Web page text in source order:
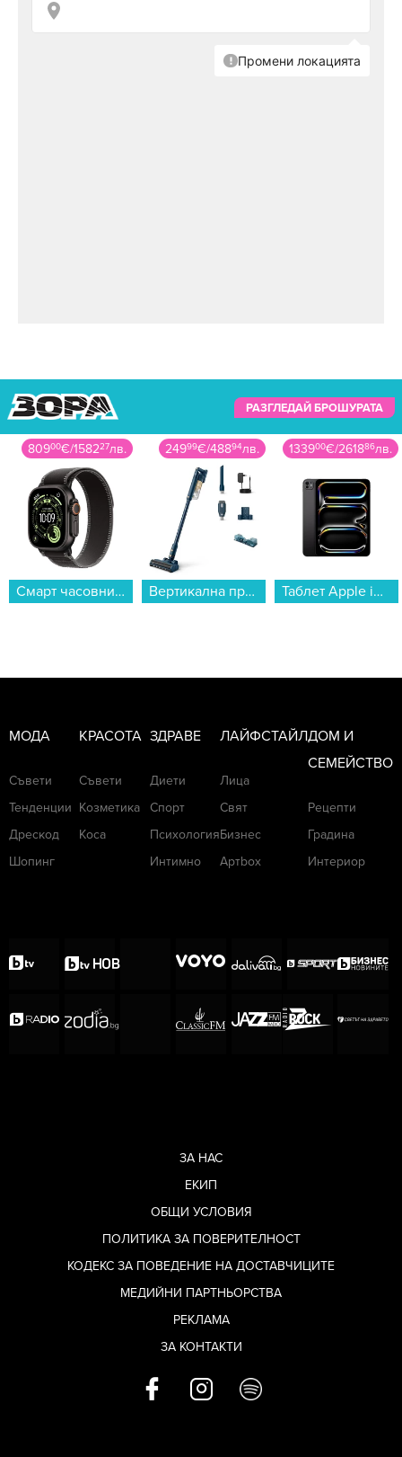
РАЗГЛЕДАЙ БРОШУРАТА
80900€/158227лв.
Смарт часовник Apple Watch Ultra 3 49mm Black/Grey Trail Loop S/M mf1d4 , 1.98...
24999€/48894лв.
Вертикална прахосмукачка Philips XC5043/01...
133900€/261886лв.
Таблет Apple iPad Pro 11" Cell 256GB Space Black me2n4 , 12 GB, 256 GB...
МОДА
Съвети
Тенденции
Дрескод
Шопинг
КРАСОТА
Съвети
Козметика
Коса
ЗДРАВЕ
Диети
Спорт
Психология
Интимно
ЛАЙФСТАЙЛ
Лица
Свят
Бизнес
Артbox
ДОМ И
СЕМЕЙСТВО
Рецепти
Градина
Интериор
ЗА НАС
ЕКИП
ОБЩИ УСЛОВИЯ
ПОЛИТИКА ЗА ПОВЕРИТЕЛНОСТ
КОДЕКС ЗА ПОВЕДЕНИЕ НА ДОСТАВЧИЦИТЕ
МЕДИЙНИ ПАРТНЬОРСТВА
РЕКЛАМА
ЗА КОНТАКТИ